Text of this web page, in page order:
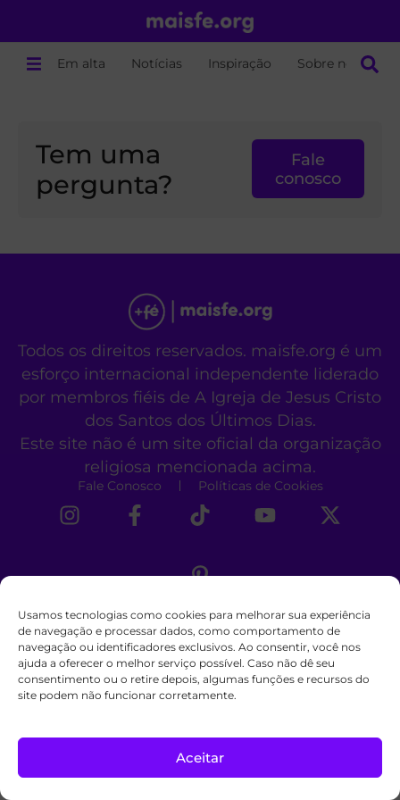
Usamos tecnologias como cookies para melhorar sua experiência
de navegação e processar dados, como comportamento de
navegação ou identificadores exclusivos. Ao consentir, você nos
ajuda a oferecer o melhor serviço possível. Caso não dê seu
consentimento ou o retire depois, algumas funções e recursos do
site podem não funcionar corretamente.
Aceitar
Em alta Notícias Inspiração Sobre nós
Tem uma
pergunta?
Fale
conosco
Todos os direitos reservados. maisfe.org é um
esforço internacional independente liderado
por membros fiéis de A Igreja de Jesus Cristo
dos Santos dos Últimos Dias.
Este site não é um site oficial da organização
religiosa mencionada acima.
Fale Conosco Políticas de Cookies